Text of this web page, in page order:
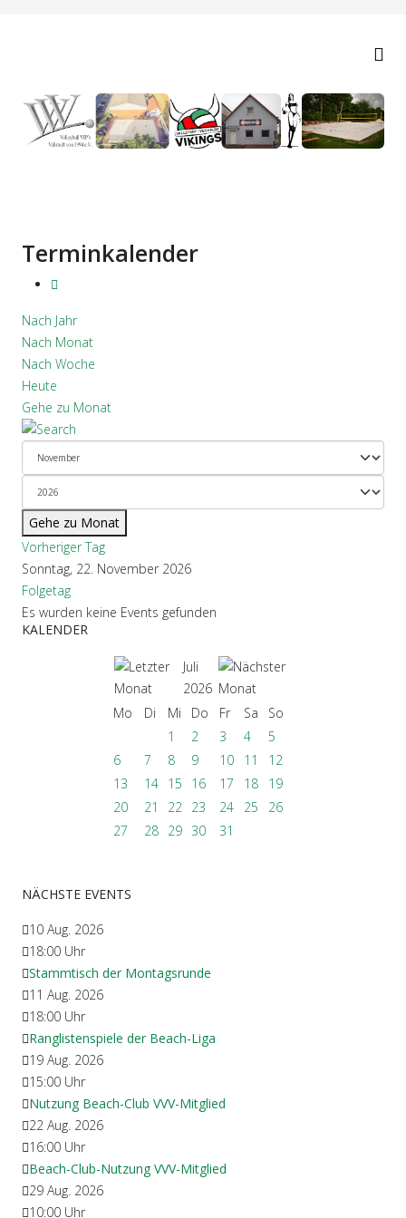
Terminkalender
Nach Jahr
Nach Monat
Nach Woche
Heute
Gehe zu Monat
Gehe zu Monat
Vorheriger Tag
Sonntag, 22. November 2026
Folgetag
Es wurden keine Events gefunden
KALENDER
Juli
2026
Mo
Di Mi Do Fr Sa
So
1
2 3 4
5
6
7 8 9 10 11
12
13
14 15 16 17 18
19
20
21 22 23 24 25
26
27
28 29 30 31
NÄCHSTE EVENTS
10 Aug. 2026
18:00 Uhr
Stammtisch der Montagsrunde
11 Aug. 2026
18:00 Uhr
Ranglistenspiele der Beach-Liga
19 Aug. 2026
15:00 Uhr
Nutzung Beach-Club VVV-Mitglied
22 Aug. 2026
16:00 Uhr
Beach-Club-Nutzung VVV-Mitglied
29 Aug. 2026
10:00 Uhr